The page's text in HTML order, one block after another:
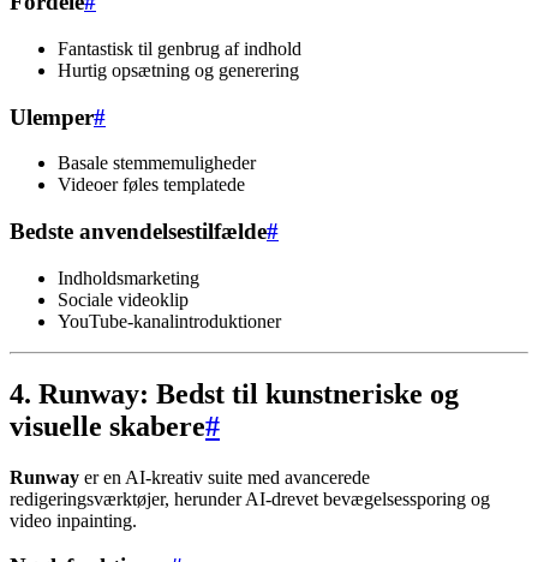
Fantastisk til genbrug af indhold
Hurtig opsætning og generering
Ulemper#
Basale stemmemuligheder
Videoer føles templatede
Bedste anvendelsestilfælde#
Indholdsmarketing
Sociale videoklip
YouTube-kanalintroduktioner
4. Runway: Bedst til kunstneriske og
visuelle skabere#
Runway er en AI-kreativ suite med avancerede
redigeringsværktøjer, herunder AI-drevet bevægelsessporing og
video inpainting.